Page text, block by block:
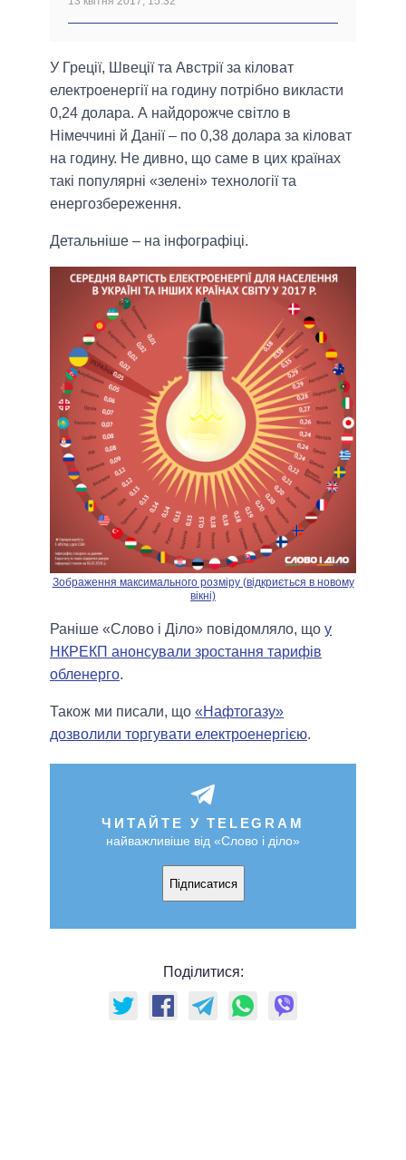
У Греції, Швеції та Австрії за кіловат
електроенергії на годину потрібно викласти
0,24 долара. А найдорожче світло в
Німеччині й Данії – по 0,38 долара за кіловат
на годину. Не дивно, що саме в цих країнах
такі популярні «зелені» технології та
енергозбереження.
Детальніше – на інфографіці.
Зображення максимального розміру (відкриється в новому
вікні)
Раніше «Слово і Діло» повідомляло, що у
НКРЕКП анонсували зростання тарифів
обленерго.
Також ми писали, що «Нафтогазу»
дозволили торгувати електроенергією.
ЧИТАЙТЕ У TELEGRAM
найважливіше від «Слово і діло»
Підписатися
Поділитися: